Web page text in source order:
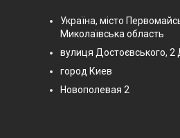
Україна, місто
Миколаївська область
вулиця Достоєвського,
город Киев
Новополевая 2